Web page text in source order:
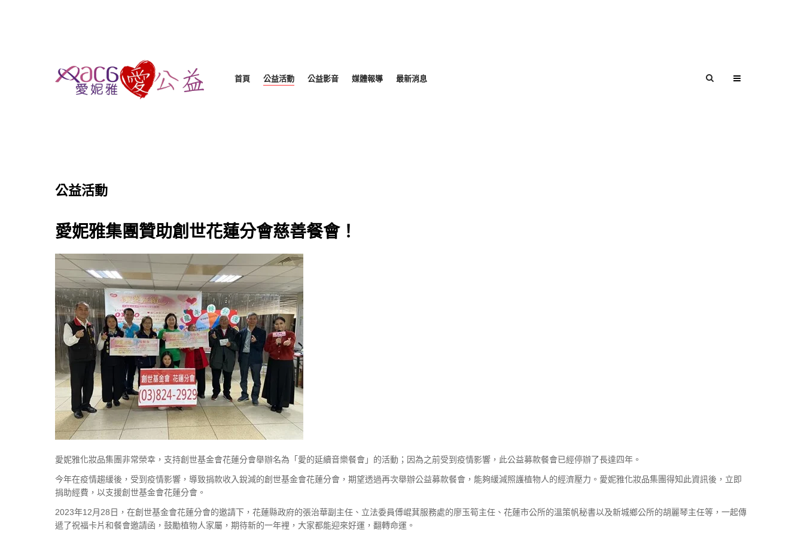
首頁 公益活動 公益影音 媒體報導 最新消息
公益活動
愛妮雅集團贊助創世花蓮分會慈善餐會！
愛妮雅化妝品集團非常榮幸，支持創世基金會花蓮分會舉辦名為「愛的延續音樂餐會」的活動；因為之前受到疫情影響，此公益募款餐會已經停辦了長達四年。
今年在疫情趨緩後，受到疫情影響，導致捐款收入銳減的創世基金會花蓮分會，期望透過再次舉辦公益募款餐會，能夠緩減照護植物人的經濟壓力。愛妮雅化妝品集團得知此資訊後，立即
捐助經費，以支援創世基金會花蓮分會。
2023年12月28日，在創世基金會花蓮分會的邀請下，花蓮縣政府的張治華副主任、立法委員傅崐萁服務處的廖玉筍主任、花蓮市公所的溫策帆秘書以及新城鄉公所的胡麗琴主任等，一起傳
遞了祝福卡片和餐會邀請函，鼓勵植物人家屬，期待新的一年裡，大家都能迎來好運，翻轉命運。